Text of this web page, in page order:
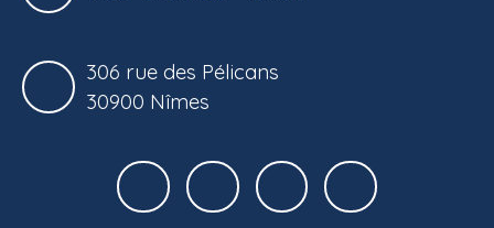
306 rue des Pélicans
30900 Nîmes